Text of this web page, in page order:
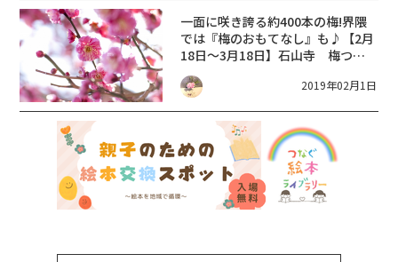
一面に咲き誇る約400本の梅!界隈
では『梅のおもてなし』も♪【2月
18日～3月18日】石山寺 梅つく
し
2019年02月1日